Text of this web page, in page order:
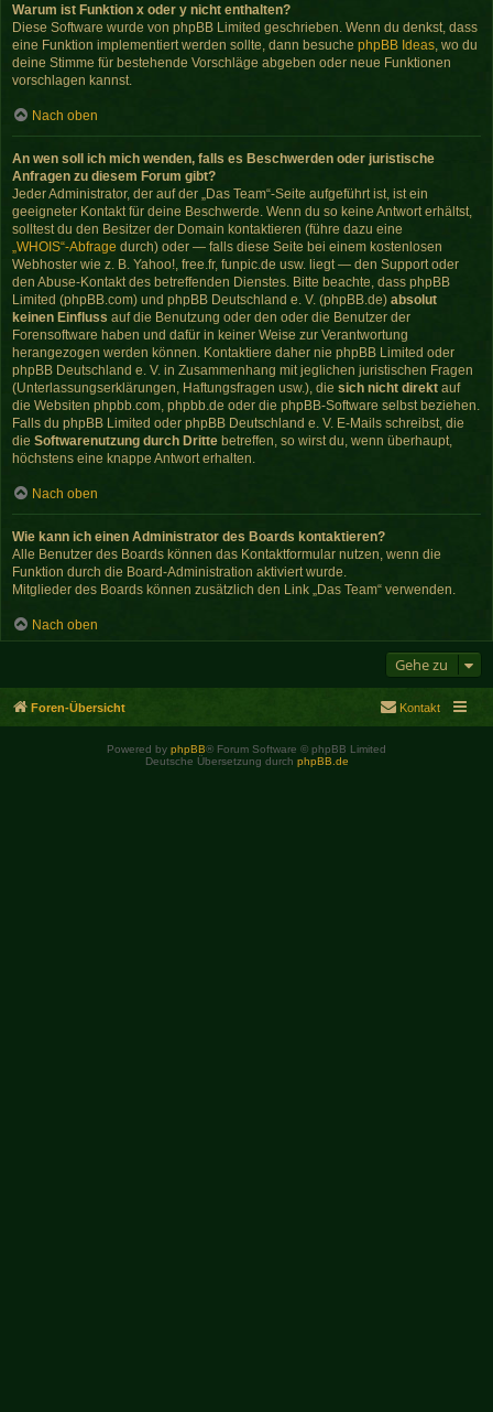
Warum ist Funktion x oder y nicht enthalten?
Diese Software wurde von phpBB Limited geschrieben. Wenn du denkst, dass
eine Funktion implementiert werden sollte, dann besuche phpBB Ideas , wo du
deine Stimme für bestehende Vorschläge abgeben oder neue Funktionen
vorschlagen kannst.
Nach oben
An wen soll ich mich wenden, falls es Beschwerden oder juristische
Anfragen zu diesem Forum gibt?
Jeder Administrator, der auf der „Das Team“-Seite aufgeführt ist, ist ein
geeigneter Kontakt für deine Beschwerde. Wenn du so keine Antwort erhältst,
solltest du den Besitzer der Domain kontaktieren (führe dazu eine
„WHOIS“-Abfrage durch) oder — falls diese Seite bei einem kostenlosen
Webhoster wie z. B. Yahoo!, free.fr, funpic.de usw. liegt — den Support oder
den Abuse-Kontakt des betreffenden Dienstes. Bitte beachte, dass phpBB
Limited (phpBB.com) und phpBB Deutschland e. V. (phpBB.de) absolut
keinen Einfluss auf die Benutzung oder den oder die Benutzer der
Forensoftware haben und dafür in keiner Weise zur Verantwortung
herangezogen werden können. Kontaktiere daher nie phpBB Limited oder
phpBB Deutschland e. V. in Zusammenhang mit jeglichen juristischen Fragen
(Unterlassungserklärungen, Haftungsfragen usw.), die sich nicht direkt auf
die Websiten phpbb.com, phpbb.de oder die phpBB-Software selbst beziehen.
Falls du phpBB Limited oder phpBB Deutschland e. V. E-Mails schreibst, die
die Softwarenutzung durch Dritte betreffen, so wirst du, wenn überhaupt,
höchstens eine knappe Antwort erhalten.
Nach oben
Wie kann ich einen Administrator des Boards kontaktieren?
Alle Benutzer des Boards können das Kontaktformular nutzen, wenn die
Funktion durch die Board-Administration aktiviert wurde.
Mitglieder des Boards können zusätzlich den Link „Das Team“ verwenden.
Nach oben
Gehe zu
Foren-Übersicht Kontakt
Powered by phpBB® Forum Software © phpBB Limited
Deutsche Übersetzung durch phpBB.de